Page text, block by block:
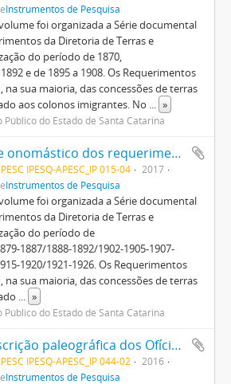
Instrumentos de Pesquisa
foi organizada a Série documental
da Diretoria de Terras e
do período de 1870,
e de 1895 a 1908. Os Requerimentos
na sua maioria, das concessões de terras
aos colonos imigrantes. No ... »
Público do Estado de Santa Catarina
Índice onomástico dos requerimentos de concessões de terras da Diretoria de Terras e Colonização (1867/1926), v. 3
IPESQ-APESC_IP 015-04
2017
Instrumentos de Pesquisa
foi organizada a Série documental
da Diretoria de Terras e
do período de
1887/1888-1892/1902-1905-1907-
1920/1921-1926. Os Requerimentos
na sua maioria, das concessões de terras
... »
Público do Estado de Santa Catarina
Transcrição paleográfica dos Ofícios do Vice-Rei para Governo da Capitania (1820/1821), v. 8
IPESQ-APESC_IP 044-02
2016
Instrumentos de Pesquisa